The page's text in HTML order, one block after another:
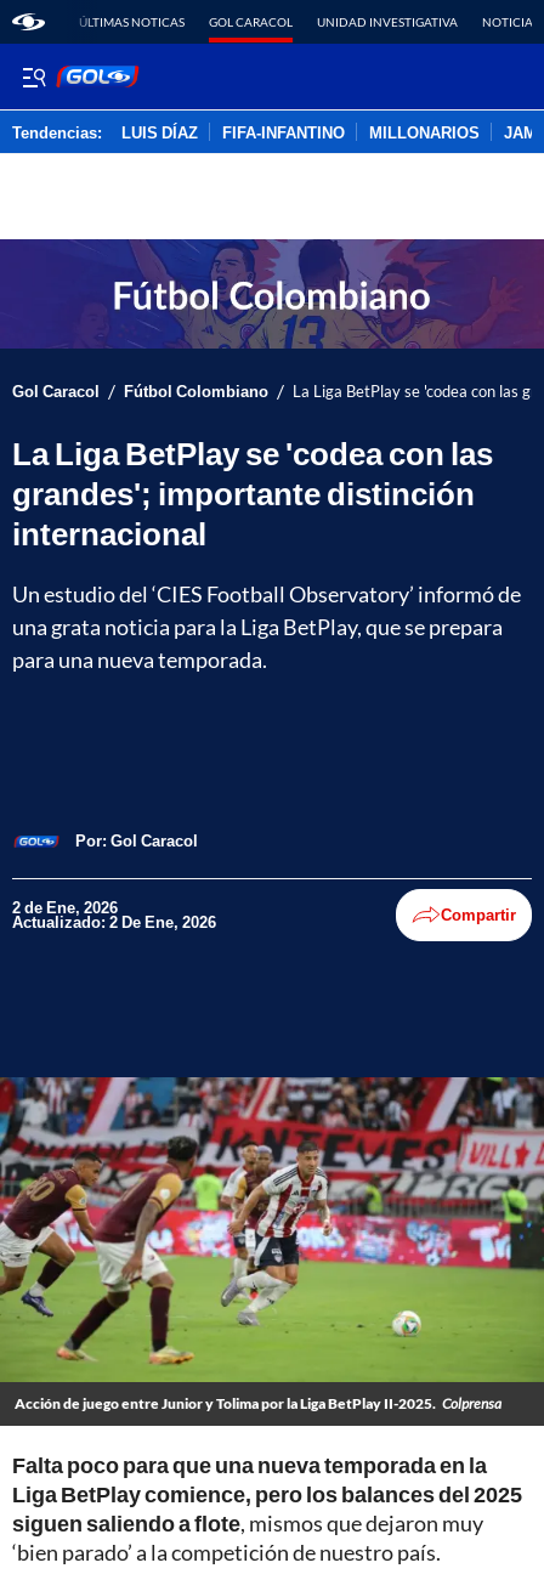
ÚLTIMAS NOTICAS GOL CARACOL UNIDAD INVESTIGATIVA NOTICIAS
Tendencias: LUIS DÍAZ FIFA-INFANTINO MILLONARIOS
Gol Caracol / Fútbol Colombiano / La Liga BetPlay se 'codea con las
La Liga BetPlay se 'codea con las
grandes'; importante distinción
internacional
Un estudio del ‘CIES Football Observatory’ informó de
una grata noticia para la Liga BetPlay, que se prepara
para una nueva temporada.
Por: Gol Caracol
2 de Ene, 2026
Actualizado: 2 De Ene, 2026 Compartir
Acción de juego entre Junior y Tolima por la Liga BetPlay II-2025. Colprensa
Falta poco para que una nueva temporada en la
Liga BetPlay comience, pero los balances del 2025
siguen saliendo a flote, mismos que dejaron muy
‘bien parado’ a la competición de nuestro país.